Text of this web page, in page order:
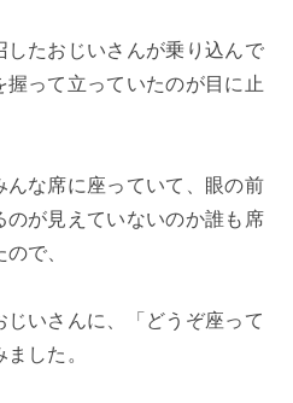
したおじいさんが乗り込んで
って立っていたのが目に止
んな席に座っていて、眼の前
のが見えていないのか誰も席
で、
いさんに、「どうぞ座って
した。